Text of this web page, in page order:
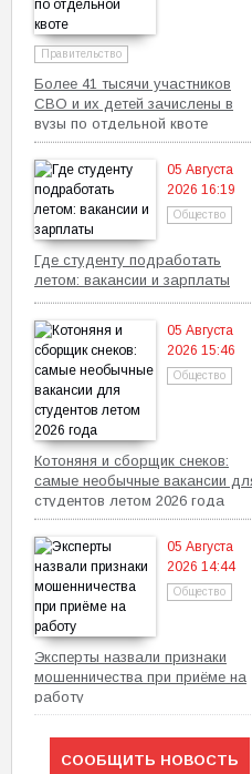
Правительство
Более 41 тысячи участников
СВО и их детей зачислены в
вузы по отдельной квоте
05 Августа
2026 16:19
Общество
Где студенту подработать
летом: вакансии и зарплаты
05 Августа
2026 15:46
Общество
Котоняня и сборщик снеков:
самые необычные вакансии
студентов летом 2026 года
05 Августа
2026 14:44
Общество
Эксперты назвали признаки
мошенничества при приёме на
работу
СООБЩИТЬ НОВОСТЬ